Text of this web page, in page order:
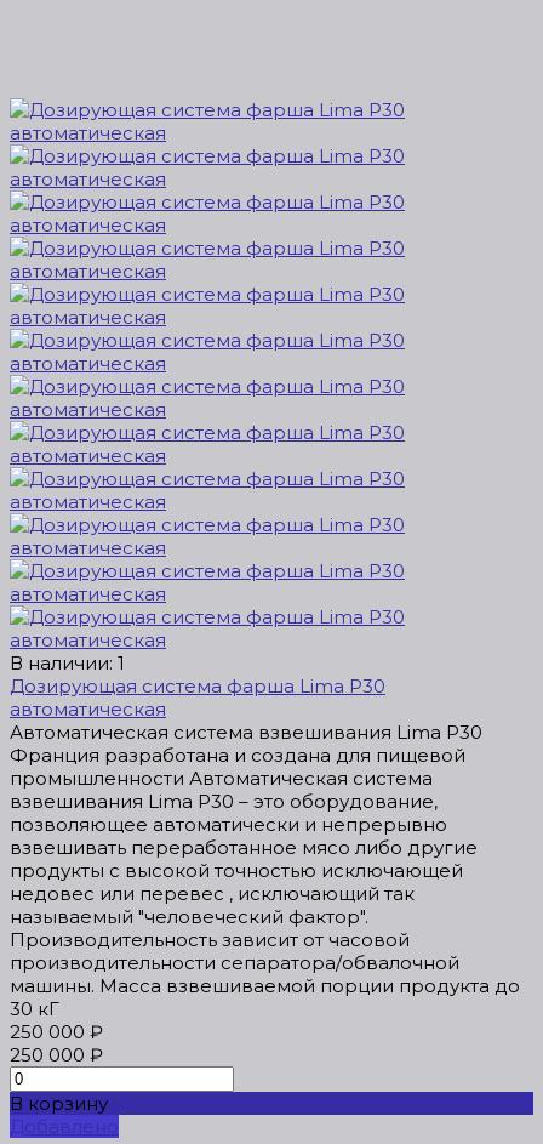
В наличии: 1
Дозирующая система фарша Lima P30
автоматическая
Автоматическая система взвешивания Lima P30
Франция разработана и создана для пищевой
промышленности Автоматическая система
взвешивания Lima P30 – это оборудование,
позволяющее автоматически и непрерывно
взвешивать переработанное мясо либо другие
продукты с высокой точностью исключающей
недовес или перевес , исключающий так
называемый "человеческий фактор".
Производительность зависит от часовой
производительности сепаратора/обвалочной
машины. Масса взвешиваемой порции продукта до
30 кГ
250 000 ₽
250 000 ₽
В корзину
Добавлено